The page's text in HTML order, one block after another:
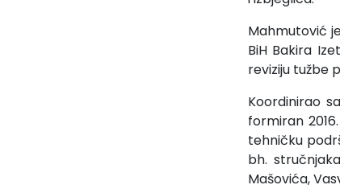
Mahmutović
BiH Bakira
reviziju tužbe
Koordinirao
formiran
tehničku
bh.
Mašovića,